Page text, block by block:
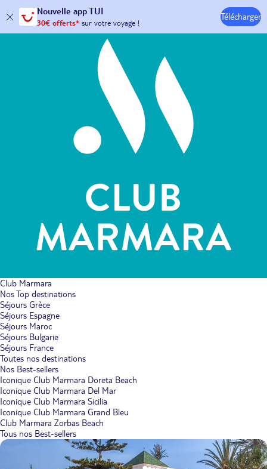
Nouvelle app TUI
30€ offerts*sur votre voyage ! Télécharger
Hôtels & Clubs
Club Marmara
Nos Top destinations
Séjours Grèce
Séjours Espagne
Séjours Maroc
Séjours Bulgarie
Séjours France
Toutes nos destinations
Nos Best-sellers
Iconique Club Marmara Doreta Beach
Iconique Club Marmara Del Mar
Iconique Club Marmara Sicilia
Iconique Club Marmara Grand Bleu
Club Marmara Zorbas Beach
Tous nos Best-sellers